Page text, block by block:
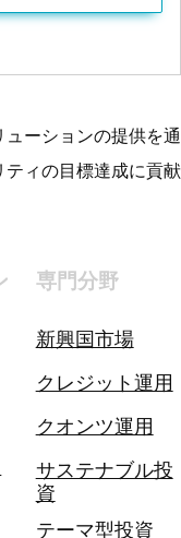
ーションの提供を通
ティの目標達成に貢献
専門分野
新興国市場
クレジット運用
クオンツ運用
サステナブル投
資
テーマ型投資